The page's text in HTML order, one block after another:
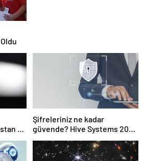
ve
Şifreleriniz ne kadar
güvende? Hive Systems 2025
hızını gözler önüne seriyor